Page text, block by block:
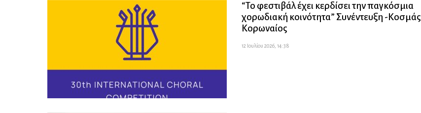
“Το φεστιβάλ έχει κερδίσει την παγκόσμια
χορωδιακή κοινότητα” Συνέντευξη -Κοσμάς
Κορωναίος
12 Ιουλίου 2026, 14:38